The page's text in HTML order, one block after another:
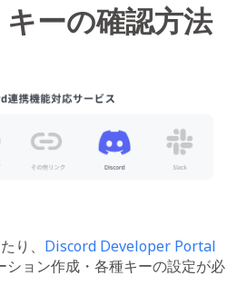
ーの確認方法
り、 Discord Developer Portal
ション作成・各種キーの設定が必